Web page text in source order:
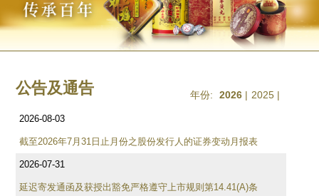
公告及通告 年份: 2026 | 2025 |
2026-08-03
截至2026年7月31日止月份之股份发行人的证券变动月报表
2026-07-31
延迟寄发通函及获授出豁免严格遵守上市规则第14.41(A)条